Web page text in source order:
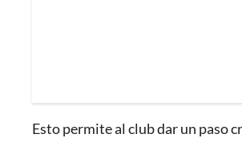
Esto permite al club dar un paso